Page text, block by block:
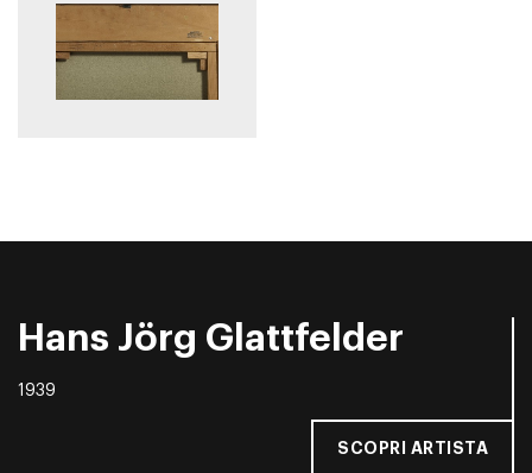
Hans Jörg Glattfelder
1939
SCOPRI ARTISTA